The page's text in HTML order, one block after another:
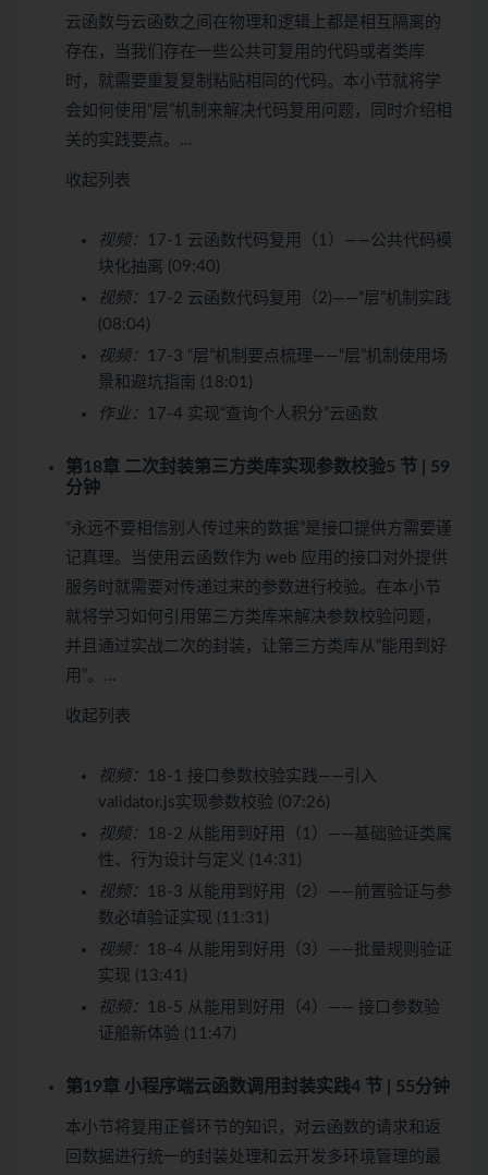
云函数与云函数之间在物理和逻辑上都是相互隔离的
存在，当我们存在一些公共可复用的代码或者类库
时，就需要重复复制粘贴相同的代码。本小节就将学
会如何使用“层”机制来解决代码复用问题，同时介绍相
关的实践要点。…
收起列表
视频：
17-1 云函数代码复用（1）——公共代码模
块化抽离 (09:40)
视频：
17-2 云函数代码复用（2)——“层”机制实践
(08:04)
视频：
17-3 “层”机制要点梳理——“层”机制使用场
景和避坑指南 (18:01)
作业：
17-4 实现“查询个人积分”云函数
第18章 二次封装第三方类库实现参数校验5 节 | 59
分钟
“永远不要相信别人传过来的数据”是接口提供方需要谨
记真理。当使用云函数作为 web 应用的接口对外提供
服务时就需要对传递过来的参数进行校验。在本小节
就将学习如何引用第三方类库来解决参数校验问题，
并且通过实战二次的封装，让第三方类库从“能用到好
用”。…
收起列表
视频：
18-1 接口参数校验实践——引入
validator.js实现参数校验 (07:26)
视频：
18-2 从能用到好用（1）——基础验证类属
性、行为设计与定义 (14:31)
视频：
18-3 从能用到好用（2）——前置验证与参
数必填验证实现 (11:31)
视频：
18-4 从能用到好用（3）——批量规则验证
实现 (13:41)
视频：
18-5 从能用到好用（4）—— 接口参数验
证船新体验 (11:47)
第19章 小程序端云函数调用封装实践4 节 | 55分钟
本小节将复用正餐环节的知识，对云函数的请求和返
回数据进行统一的封装处理和云开发多环境管理的最